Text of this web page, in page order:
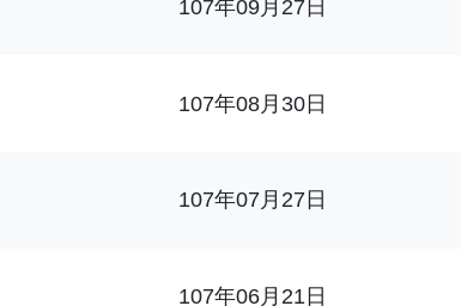
107年09月27日
107年08月30日
107年07月27日
107年06月21日